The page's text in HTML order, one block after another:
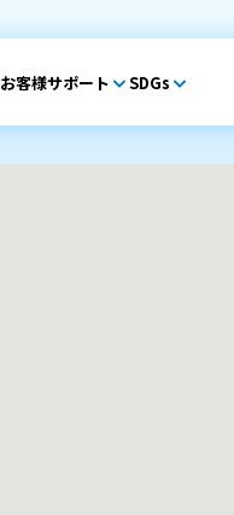
お客様サポート SDGs